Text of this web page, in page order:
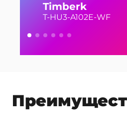
Timberk
T-HU3-A102E-WF
SC-AH986E102
Серия Home
Cерия Home
Серия Smart: A100E
SC-AH986E100